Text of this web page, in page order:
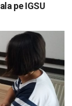
pe IGSU